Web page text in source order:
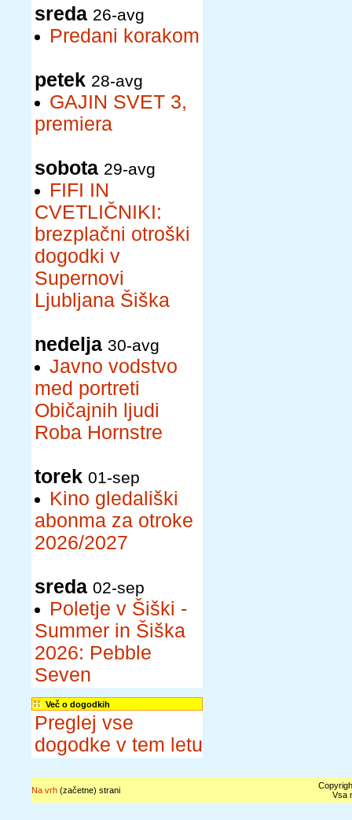
sreda 26-avg
Predani korakom
petek 28-avg
GAJIN SVET 3,
premiera
sobota 29-avg
FIFI IN
CVETLIČNIKI:
brezplačni otroški
dogodki v
Supernovi
Ljubljana Šiška
nedelja 30-avg
Javno vodstvo
med portreti
Običajnih ljudi
Roba Hornstre
torek 01-sep
Kino gledališki
abonma za otroke
2026/2027
sreda 02-sep
Poletje v Šiški -
Summer in Šiška
2026: Pebble
Seven
Več o dogodkih
Preglej vse
dogodke v tem letu
Na vrh(začetne) strani
Vsa